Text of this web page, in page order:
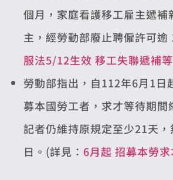
個月，家庭看護移工雇主遞
主，經勞動部廢止聘僱許可
服法5/12生效 移工失聯遞補
勞動部指出，自112年6月1日
募本國勞工者，求才等待期
記者仍維持原規定至少21天
日。(詳見： 6月起 招募本勞